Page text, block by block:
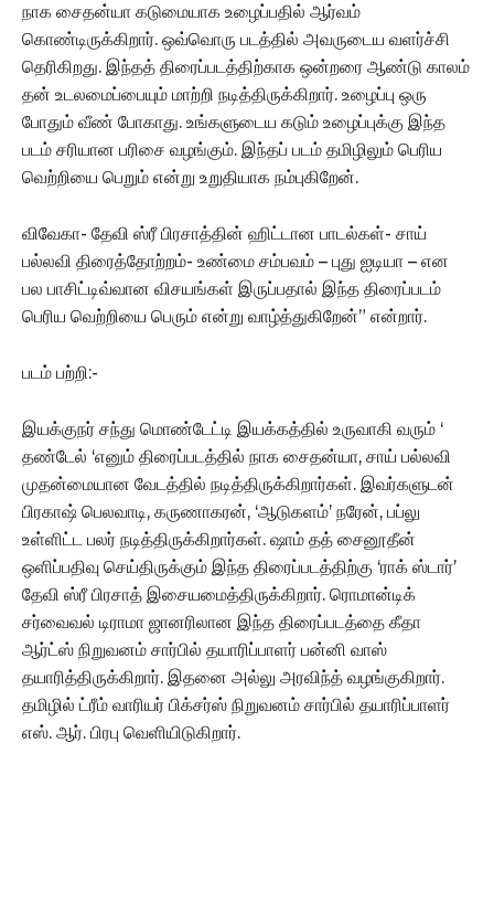
நாக சைதன்யா கடுமையாக உழைப்பதில் ஆர்வம்
கொண்டிருக்கிறார்.‌ ஒவ்வொரு படத்தில் அவருடைய வளர்ச்சி
தெரிகிறது. இந்தத் திரைப்படத்திற்காக ஒன்றரை ஆண்டு காலம்
தன் உடலமைப்பையும் மாற்றி நடித்திருக்கிறார். உழைப்பு ஒரு
போதும் வீண் போகாது. உங்களுடைய கடும் உழைப்புக்கு இந்த
படம் சரியான பரிசை வழங்கும். இந்தப் படம் தமிழிலும் பெரிய
வெற்றியை பெறும் என்று உறுதியாக நம்புகிறேன்.
விவேகா- தேவி ஸ்ரீ பிரசாத்தின் ஹிட்டான பாடல்கள்- சாய்
பல்லவி திரைத்தோற்றம்- உண்மை சம்பவம் – புது ஐடியா – என
பல பாசிட்டிவ்வான விசயங்கள் இருப்பதால் இந்த திரைப்படம்
பெரிய வெற்றியை பெரும் என்று வாழ்த்துகிறேன்” என்றார்.
படம் பற்றி:-
இயக்குநர் சந்து மொண்டேட்டி இயக்கத்தில் உருவாகி வரும் ‘
தண்டேல் ‘எனும் திரைப்படத்தில் நாக சைதன்யா, சாய் பல்லவி
முதன்மையான வேடத்தில் நடித்திருக்கிறார்கள். இவர்களுடன்
பிரகாஷ் பெலவாடி, கருணாகரன், ‘ஆடுகளம்’ நரேன், பப்லு
உள்ளிட்ட பலர் நடித்திருக்கிறார்கள். ஷாம் தத் சைனூதீன்
ஒளிப்பதிவு செய்திருக்கும் இந்த திரைப்படத்திற்கு ‘ராக் ஸ்டார்’
தேவி ஸ்ரீ பிரசாத் இசையமைத்திருக்கிறார். ரொமான்டிக்
சர்வைவல் டிராமா ஜானரிலான இந்த திரைப்படத்தை கீதா
ஆர்ட்ஸ் நிறுவனம் சார்பில் தயாரிப்பாளர் பன்னி வாஸ்
தயாரித்திருக்கிறார். இதனை அல்லு அரவிந்த் வழங்குகிறார்.
தமிழில் ட்ரீம் வாரியர் பிக்சர்ஸ் நிறுவனம் சார்பில் தயாரிப்பாளர்
எஸ். ஆர். பிரபு வெளியிடுகிறார்.